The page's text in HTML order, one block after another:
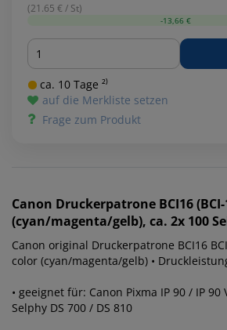
(21.65 € / St)
-13,66 €
Menge
ca. 10 Tage ²⁾
auf die Merkliste setzen
Frage zum Produkt
Canon Druckerpatrone BCI16
(cyan/magenta/gelb), ca. 2x 100
Canon original Druckerpatrone BCI16
color (cyan/magenta/gelb) •
• geeignet für: Canon Pixma IP 90 / IP
Selphy DS 700 / DS 810